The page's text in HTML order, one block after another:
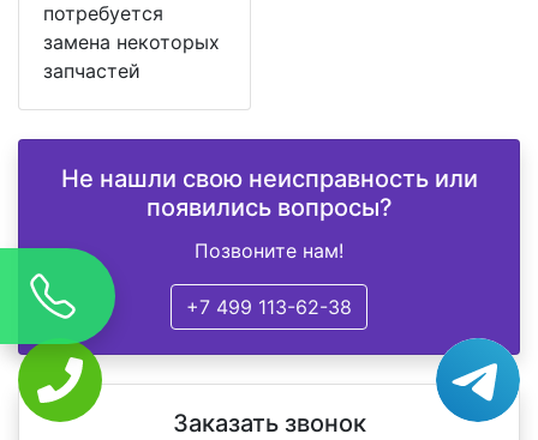
потребуется
замена некоторых
запчастей
Не нашли свою неисправность или
появились вопросы?
Позвоните нам!
+7 499 113-62-38
Заказать звонок